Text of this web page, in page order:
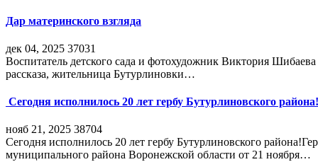
Дар материнского взгляда
дек 04, 2025 37031
Воспитатель детского сада и фотохудожник Виктория
рассказа, жительница Бутурлиновки…
Сегодня исполнилось 20 лет гербу Бутурлиновского района!
нояб 21, 2025 38704
Сегодня исполнилось 20 лет гербу Бутурлиновского
муниципального района Воронежской области от 21 ноября…